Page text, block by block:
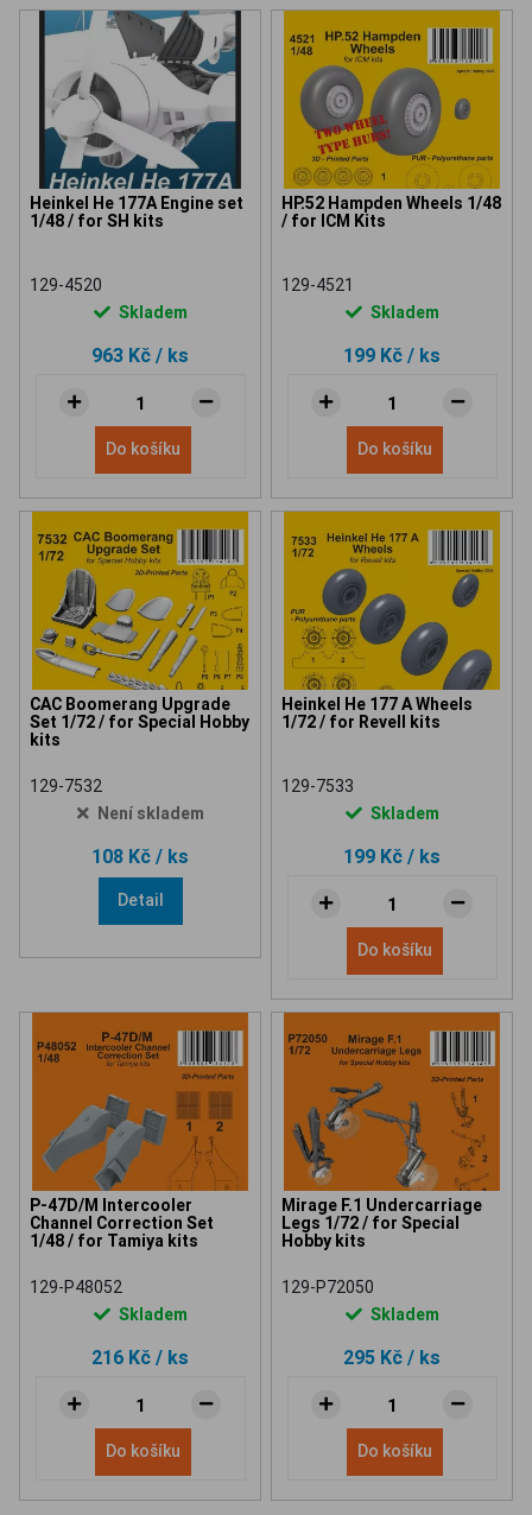
Heinkel He 177A Engine set
1/48 / for SH kits
129-4520
Skladem
963 Kč / ks
Do košíku
HP.52 Hampden Wheels 1/48
/ for ICM Kits
129-4521
Skladem
199 Kč / ks
Do košíku
CAC Boomerang Upgrade
Set 1/72 / for Special Hobby
kits
129-7532
Není skladem
108 Kč / ks
Detail
Heinkel He 177 A Wheels
1/72 / for Revell kits
129-7533
Skladem
199 Kč / ks
Do košíku
P-47D/M Intercooler
Channel Correction Set
1/48 / for Tamiya kits
129-P48052
Skladem
216 Kč / ks
Do košíku
Mirage F.1 Undercarriage
Legs 1/72 / for Special
Hobby kits
129-P72050
Skladem
295 Kč / ks
Do košíku